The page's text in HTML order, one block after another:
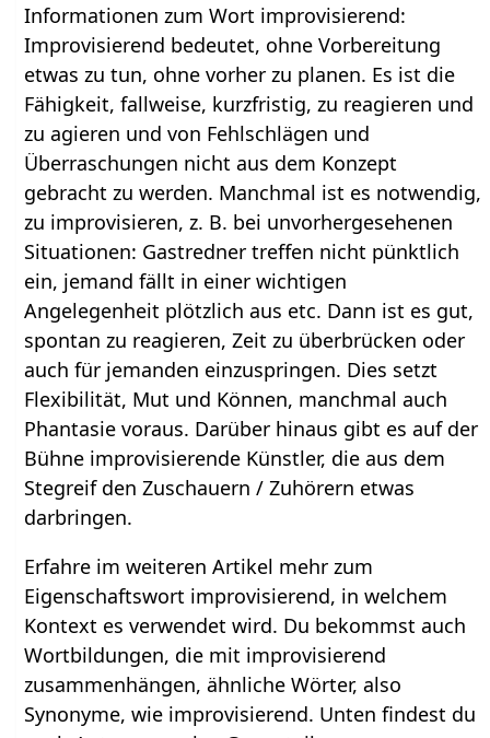
Informationen zum Wort improvisierend:
Improvisierend bedeutet, ohne Vorbereitung
etwas zu tun, ohne vorher zu planen. Es ist die
Fähigkeit, fallweise, kurzfristig, zu reagieren und
zu agieren und von Fehlschlägen und
Überraschungen nicht aus dem Konzept
gebracht zu werden. Manchmal ist es notwendig,
zu improvisieren, z. B. bei unvorhergesehenen
Situationen: Gastredner treffen nicht pünktlich
ein, jemand fällt in einer wichtigen
Angelegenheit plötzlich aus etc. Dann ist es gut,
spontan zu reagieren, Zeit zu überbrücken oder
auch für jemanden einzuspringen. Dies setzt
Flexibilität, Mut und Können, manchmal auch
Phantasie voraus. Darüber hinaus gibt es auf der
Bühne improvisierende Künstler, die aus dem
Stegreif den Zuschauern / Zuhörern etwas
darbringen.
Erfahre im weiteren Artikel mehr zum
Eigenschaftswort improvisierend, in welchem
Kontext es verwendet wird. Du bekommst auch
Wortbildungen, die mit improvisierend
zusammenhängen, ähnliche Wörter, also
Synonyme, wie improvisierend. Unten findest du